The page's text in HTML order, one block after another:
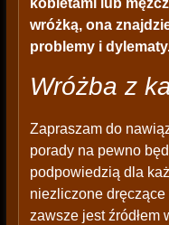
kobietami lub
wróżką, ona
problemy i
Wróżba z
Zapraszam do
porady na pewno
podpowiedzią dla
niezliczone
zawsze jest źródłem